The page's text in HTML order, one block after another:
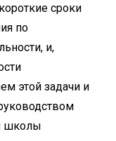
сроки
по
и,
этой задачи и
школы